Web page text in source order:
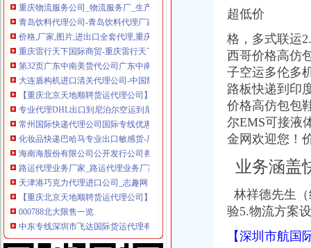
青岛饮料代理公司-青岛饮料代理厂家-|必途青岛饮料代理公司排行榜
价格,厂家,图片,进出口全套代理,重庆市金利国际货物代理有限
重庆雷行天下国际商贸-重庆雷行天下国际商贸招商|重庆雷行天下国际
第32页广东中南美货代公司广东中南美货运代理公司黄页广东中南美
大连盾构机进口清关代理公司-中国制造交易网
【重庆北京天地顺聘货运代理公司】网点,地址,电话,营业时间-大
专业代理DHL出口到尼泊尔空运到尼泊尔EMS可接液体末,厂家推
常州国际快递代理公司国际专线优惠-常州58同城
化妆品快递巴哈马专业出口敏感货-厂家|供应商-采购国际货物运输出
海南海股份有限公司公开发行公司券募集説明书
路运代理业务厂家_路运代理业务厂家/公司-阿里巴巴公司黄页
天津港巧克力代理进口公司_志趣网
【重庆北京天地顺聘货运代理公司】网点,地址,电话,营业时间-大
000788北大限售一览
中东专线深圳市飞达国际货运代理有限公司有[公司已核实]-搜狐
郑州报关代理黄页、郑州报关代理公司名录、郑州报关代理供应商、
国内速递代理厂家_国内速递代理厂家/公司-阿里巴巴公司黄页
超低价
格，多式联运
西哥价格高仿
子空运多伦多
路板快递到印
价格高仿包包
尔EMS可接液
金网欢迎您！
业务涵盖
林祥德先生
验5.物流方案
【深圳市航